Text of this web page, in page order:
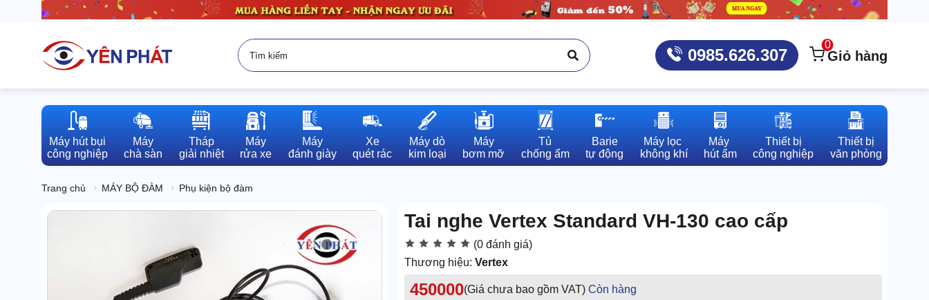
0985.626.307
0
Giỏ hàng
Máy hút bụi
công nghiệp
Máy
chà sàn
Tháp
giải nhiệt
Máy
rửa xe
Máy
đánh giày
Xe
quét rác
Máy dò
kim loại
Máy
bơm mỡ
Tủ
chống ẩm
Barie
tự động
Máy lọc
không khí
Máy
hút ẩm
Thiết bị
công nghiệp
Thiết bị
văn phòng
Trang chủ MÁY BỘ ĐÀM Phụ kiện bộ đàm
Tai nghe Vertex Standard VH-130 cao cấp
(0 đánh giá)
Thương hiệu: Vertex
450000(Giá chưa bao gồm VAT) Còn hàng